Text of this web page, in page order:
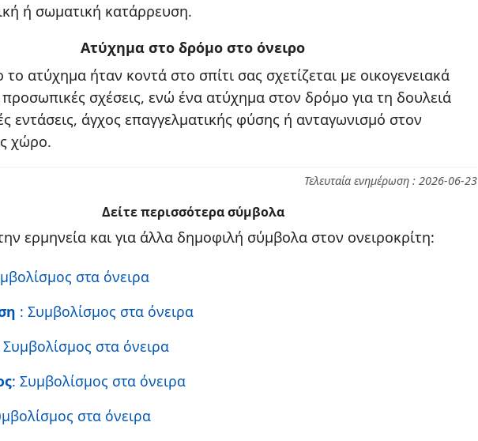
ή σωματική κατάρρευση.
Ατύχημα στο δρόμο στο όνειρο
ατύχημα ήταν κοντά στο σπίτι σας σχετίζεται με οικογενειακά
σχέσεις, ενώ ένα ατύχημα στον δρόμο για τη δουλειά
εντάσεις, άγχος επαγγελματικής φύσης ή ανταγωνισμό στον
χώρο.
Τελευταία ενημέρωση : 2026-06-23
Δείτε περισσότερα σύμβολα
ερμηνεία και για άλλα δημοφιλή σύμβολα στον ονειροκρίτη:
στα όνειρα
: Συμβολίσμος στα όνειρα
Συμβολίσμος στα όνειρα
: Συμβολίσμος στα όνειρα
στα όνειρα